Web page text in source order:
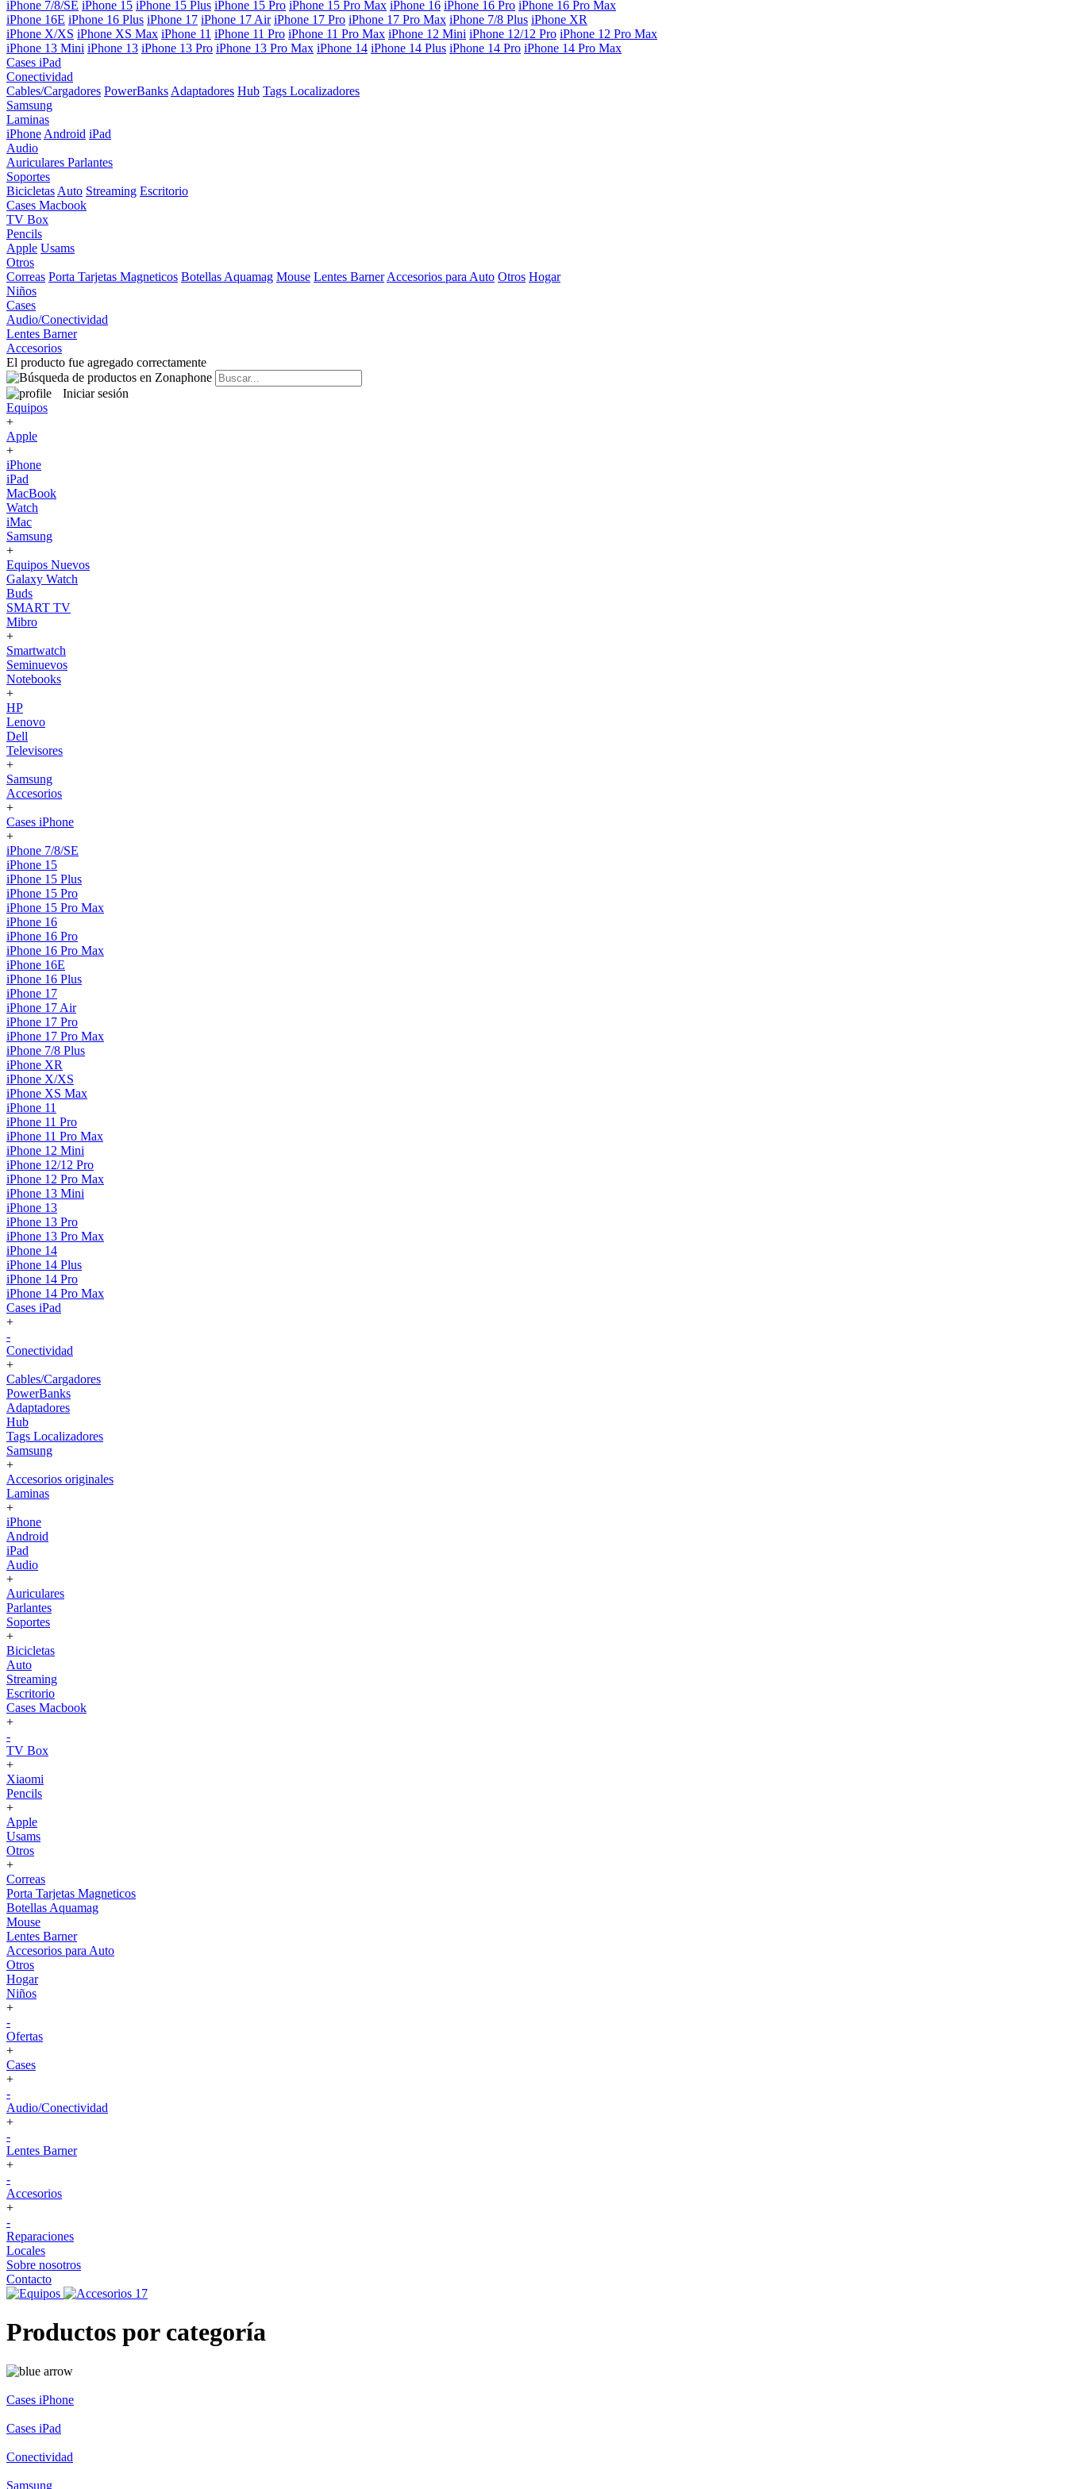
iPhone 7/8/SE iPhone 15 iPhone 15 Plus iPhone 15 Pro iPhone 15 Pro Max iPhone 16 iPhone 16 Pro iPhone 16 Pro Max
iPhone 16E iPhone 16 Plus iPhone 17 iPhone 17 Air iPhone 17 Pro iPhone 17 Pro Max iPhone 7/8 Plus iPhone XR
iPhone X/XS iPhone XS Max iPhone 11 iPhone 11 Pro iPhone 11 Pro Max iPhone 12 Mini iPhone 12/12 Pro iPhone 12 Pro Max
iPhone 13 Mini iPhone 13 iPhone 13 Pro iPhone 13 Pro Max iPhone 14 iPhone 14 Plus iPhone 14 Pro iPhone 14 Pro Max
Cases iPad
Conectividad
Cables/Cargadores PowerBanks Adaptadores Hub Tags Localizadores
Samsung
Laminas
iPhone Android iPad
Audio
Auriculares Parlantes
Soportes
Bicicletas Auto Streaming Escritorio
Cases Macbook
TV Box
Pencils
Apple Usams
Otros
Correas Porta Tarjetas Magneticos Botellas Aquamag Mouse Lentes Barner Accesorios para Auto Otros Hogar
Niños
Cases
Audio/Conectividad
Lentes Barner
Accesorios
El producto fue agregado correctamente
Iniciar sesión
Equipos
+
Apple
+
iPhone
iPad
MacBook
Watch
iMac
Samsung
+
Equipos Nuevos
Galaxy Watch
Buds
SMART TV
Mibro
+
Smartwatch
Seminuevos
Notebooks
+
HP
Lenovo
Dell
Televisores
+
Samsung
Accesorios
+
Cases iPhone
+
iPhone 7/8/SE
iPhone 15
iPhone 15 Plus
iPhone 15 Pro
iPhone 15 Pro Max
iPhone 16
iPhone 16 Pro
iPhone 16 Pro Max
iPhone 16E
iPhone 16 Plus
iPhone 17
iPhone 17 Air
iPhone 17 Pro
iPhone 17 Pro Max
iPhone 7/8 Plus
iPhone XR
iPhone X/XS
iPhone XS Max
iPhone 11
iPhone 11 Pro
iPhone 11 Pro Max
iPhone 12 Mini
iPhone 12/12 Pro
iPhone 12 Pro Max
iPhone 13 Mini
iPhone 13
iPhone 13 Pro
iPhone 13 Pro Max
iPhone 14
iPhone 14 Plus
iPhone 14 Pro
iPhone 14 Pro Max
Cases iPad
+
-
Conectividad
+
Cables/Cargadores
PowerBanks
Adaptadores
Hub
Tags Localizadores
Samsung
+
Accesorios originales
Laminas
+
iPhone
Android
iPad
Audio
+
Auriculares
Parlantes
Soportes
+
Bicicletas
Auto
Streaming
Escritorio
Cases Macbook
+
-
TV Box
+
Xiaomi
Pencils
+
Apple
Usams
Otros
+
Correas
Porta Tarjetas Magneticos
Botellas Aquamag
Mouse
Lentes Barner
Accesorios para Auto
Otros
Hogar
Niños
+
-
Ofertas
+
Cases
+
-
Audio/Conectividad
+
-
Lentes Barner
+
-
Accesorios
+
-
Reparaciones
Locales
Sobre nosotros
Contacto
Productos por categoría
Cases iPhone
Cases iPad
Conectividad
Samsung